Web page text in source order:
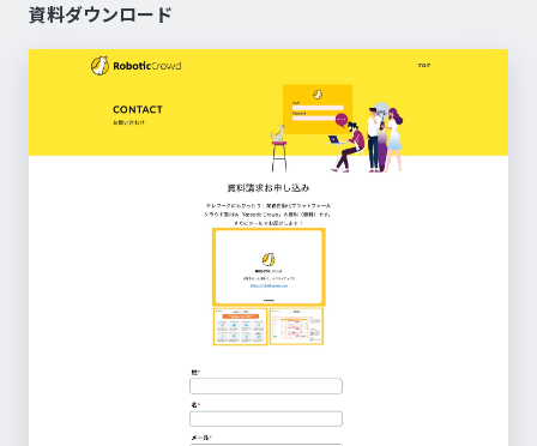
資料ダウンロード